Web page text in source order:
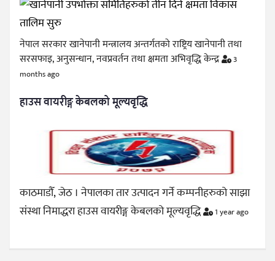
नेपाल सरकार खानेपानी मन्त्रालय अन्तर्गतको राष्ट्रिय खानेपानी तथा
सरसफाइ, अनुसन्धान, नवप्रवर्तन तथा क्षमता अभिवृद्धि केन्द्र
3
months ago
हाउस वायरीङ्ग केबलको मूल्यवृद्धि
काठमाडौँ, जेठ । नेपालका तार उत्पादन गर्ने कम्पनीहरुको साझा
संस्था निमाद्धरा हाउस वायरीङ्ग केबलको मूल्यवृद्धि
1 year ago